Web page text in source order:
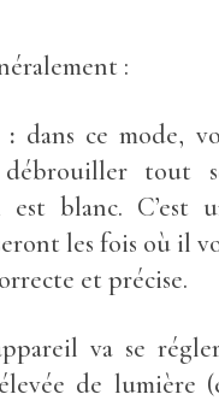
:
: dans ce mode,
débrouiller tout
est blanc. C’est
les fois où il
et précise.
va se
de lumière